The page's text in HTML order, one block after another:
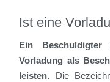
Ist eine
Ein
Vorladung als
leisten. Die